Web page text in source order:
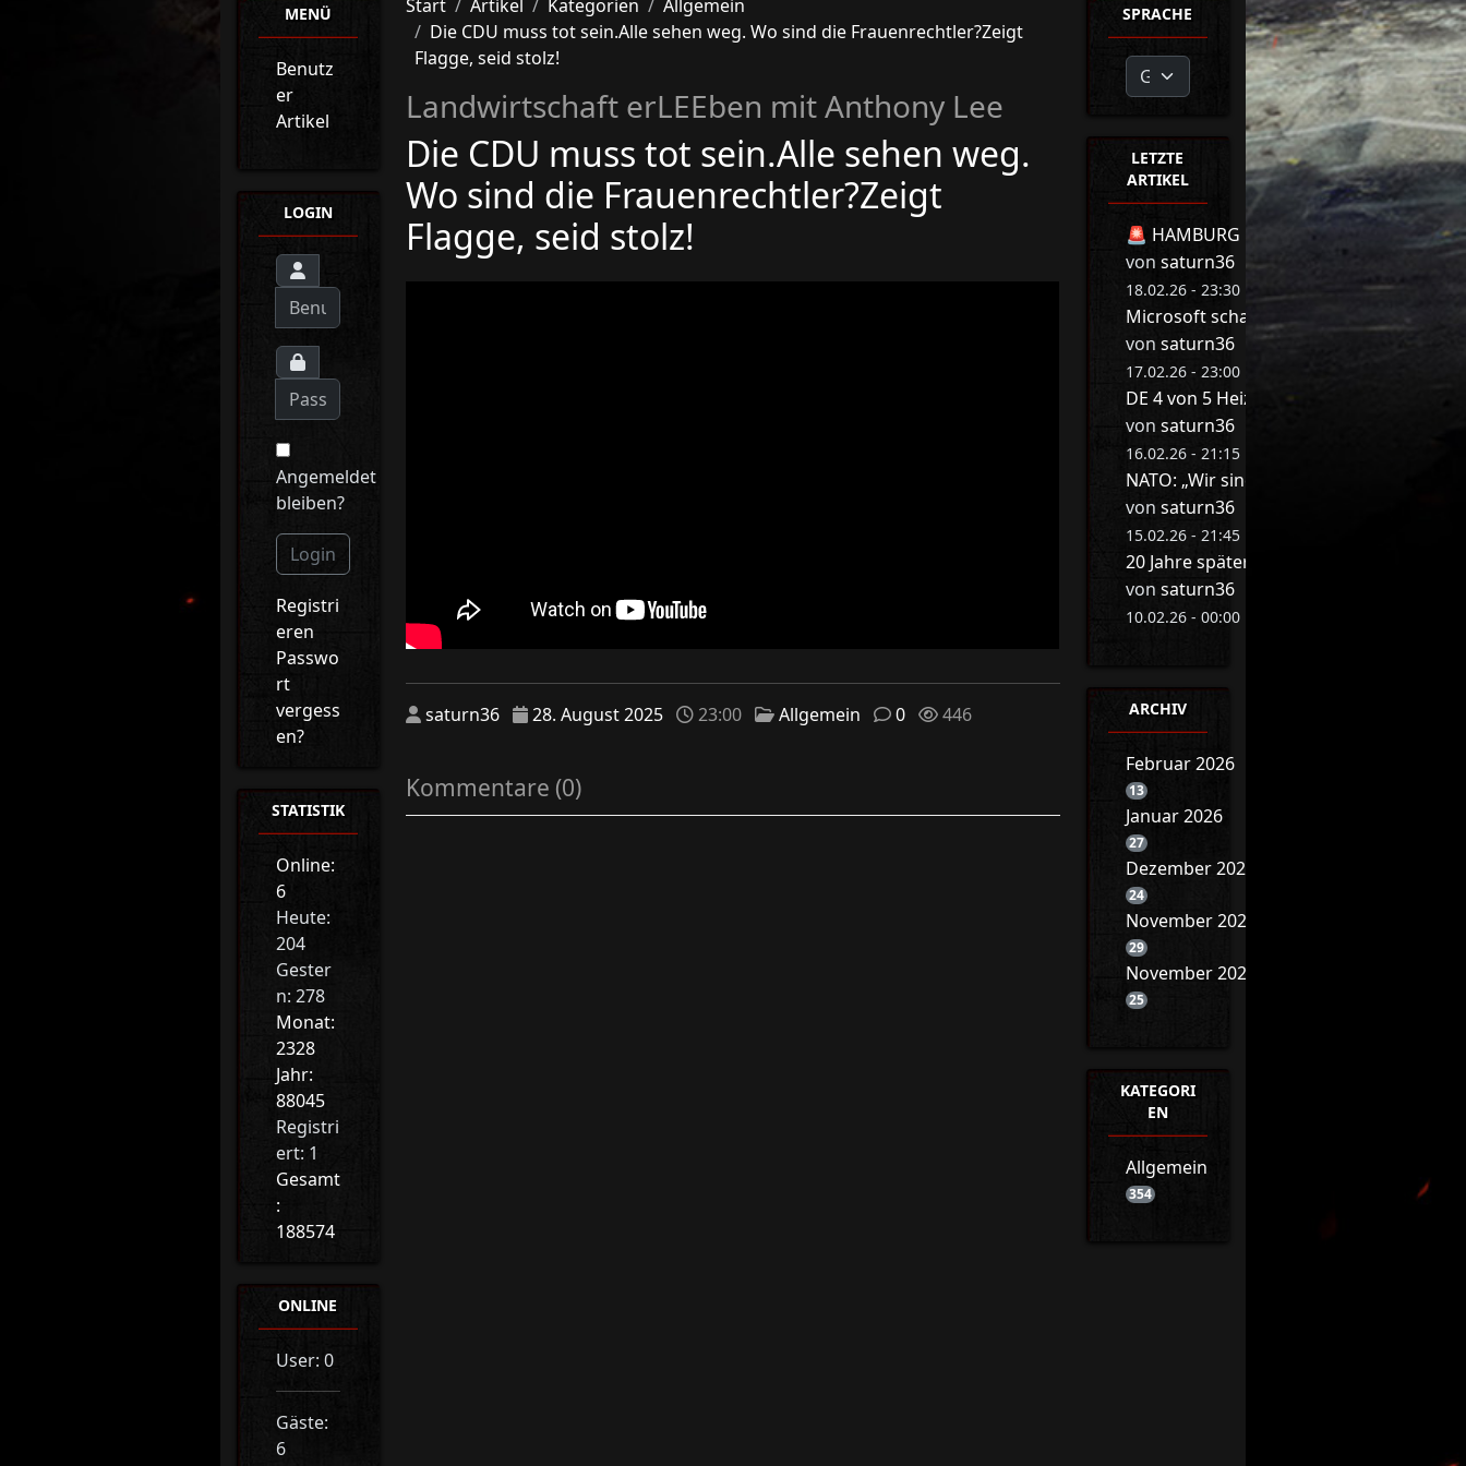
MENÜ
Benutz
er
Artikel
LOGIN
Angemeldet
bleiben?
Login
Registri
eren
Passwo
rt
vergess
en?
STATISTIK
Online:
6
Heute:
204
Gester
n: 278
Monat:
2328
Jahr:
88045
Registri
ert: 1
Gesamt
:
188574
ONLINE
User: 0
Gäste:
6
Start Artikel Kategorien
Allgemein
Die CDU muss tot sein.Alle sehen weg. Wo sind die Frauenrechtler?Zeigt
Flagge, seid stolz!
Landwirtschaft erLEEben mit Anthony Lee
Die CDU muss tot sein.Alle sehen weg.
Wo sind die Frauenrechtler?Zeigt
Flagge, seid stolz!
saturn36 28. August 2025 23:00 Allgemein 0 446
Kommentare (0)
SPRACHE
LETZTE
ARTIKEL
🚨 HAMBURG BEBT! 🚨 MIT DIESER
von saturn36
18.02.26 - 23:30 Uhr
Microsoft schaltet jetzt Millionen
von saturn36
17.02.26 - 23:00 Uhr
DE 4 von 5 Heizungen werden
von saturn36
16.02.26 - 21:15 Uhr
NATO: „Wir sind am Arsch“ ❌ Game
von saturn36
15.02.26 - 21:45 Uhr
20 Jahre später: Eva Herman bricht ihr
von saturn36
10.02.26 - 00:00 Uhr
ARCHIV
Februar 2026
13
Januar 2026
27
Dezember 2025
24
November 2025
29
November 2025
25
KATEGORI
EN
Allgemein
354